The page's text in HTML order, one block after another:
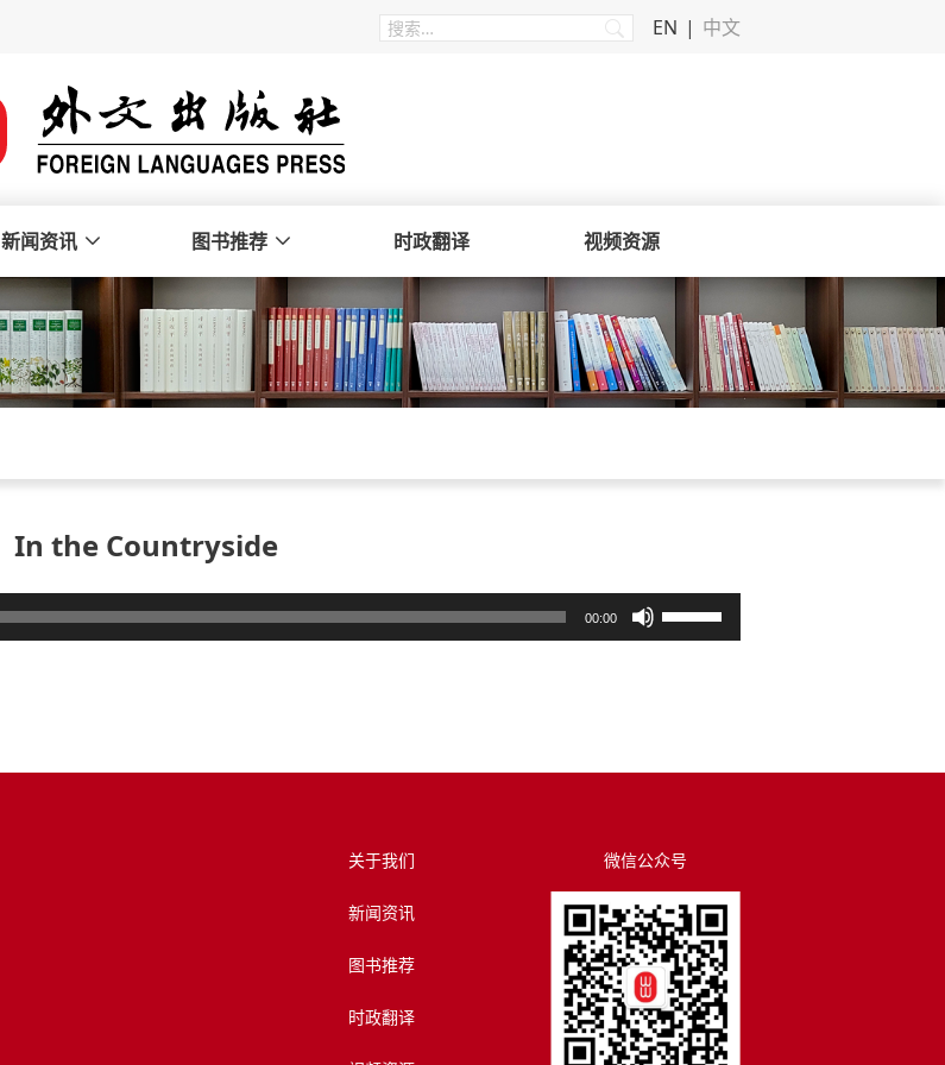
EN 中文
新闻资讯 图书推荐 时政翻译 视频资源
In the Countryside
00:00
用
来
高
或
降
低
音
关于我们
新闻资讯
图书推荐
时政翻译
微信公众号